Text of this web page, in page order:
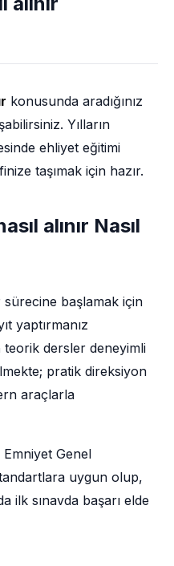
konusunda aradığınız
Yılların
ehliyet eğitimi
taşımak için hazır.
alınır Nasıl
sürecine başlamak için
yaptırmanız
dersler deneyimli
pratik direksiyon
araçlarla
Emniyet Genel
uygun olup,
ilk sınavda başarı elde